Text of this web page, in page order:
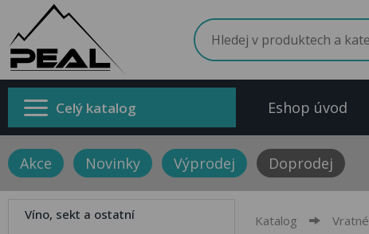
Celý katalog Eshop úvod
Akce Novinky Výprodej Doprodej
Víno, sekt a ostatní
Katalog Vratné